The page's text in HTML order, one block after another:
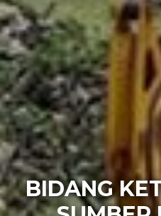
BIDANG